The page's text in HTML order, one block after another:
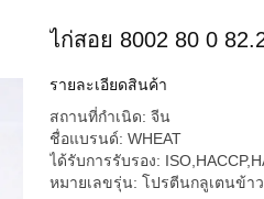
ไก่สอย 8002 80 0
รายละเอียดสินค้า
สถานที่กำเนิด: จีน
ชื่อแบรนด์: WHEAT
ได้รับการรับรอง:
หมายเลขรุ่น: โปรตีนกลูเตนข้าว